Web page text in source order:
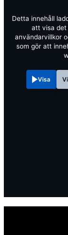
Detta innehåll
att visa det
användarvillkor
som gör att
Visa